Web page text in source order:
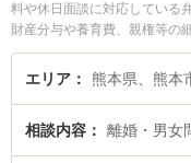
料や休日面談に対応している
財産分与や養育費、親権等の
に熊本ひかり法律事務所の小
強みなどが注目されています
る熊本市北区内の弁護士に相
すめです。
エリア 熊本県、熊本
相談内容 離婚・男女